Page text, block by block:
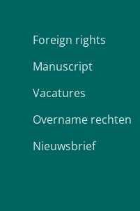
Foreign rights
Manuscript
Vacatures
Overname rechten
Nieuwsbrief